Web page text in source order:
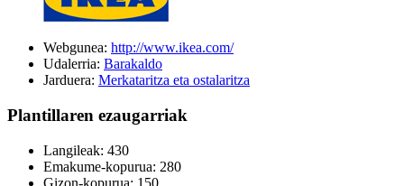
Webgunea: http://www.ikea.com/
Udalerria: Barakaldo
Jarduera: Merkataritza eta ostalaritza
Plantillaren ezaugarriak
Langileak: 430
Emakume-kopurua: 280
Gizon-kopurua: 150